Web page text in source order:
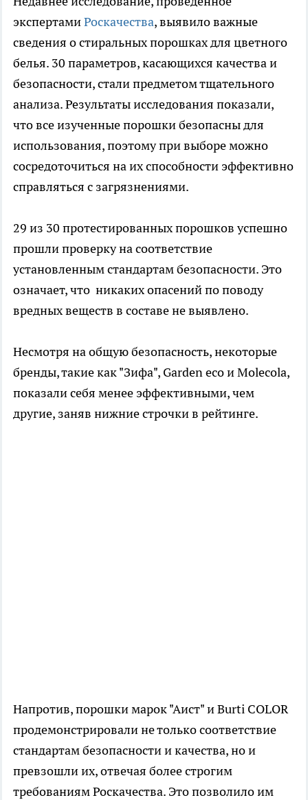
экспертамиРоскачества, выявило важные
сведения о стиральных порошках для цветного
белья. 30 параметров, касающихся качества и
безопасности, стали предметом тщательного
анализа. Результаты исследования показали,
что все изученные порошки безопасны для
использования, поэтому при выборе можно
сосредоточиться на их способности эффективно
справляться с загрязнениями.
29 из 30 протестированных порошков успешно
прошли проверку на соответствие
установленным стандартам безопасности. Это
означает, что никаких опасений по поводу
вредных веществ в составе не выявлено.
Несмотря на общую безопасность, некоторые
бренды, такие как "Зифа", Garden eco и Molecola,
показали себя менее эффективными, чем
другие, заняв нижние строчки в рейтинге.
Напротив, порошки марок "Аист" и Burti COLOR
продемонстрировали не только соответствие
стандартам безопасности и качества, но и
превзошли их, отвечая более строгим
требованиям Роскачества. Это позволило им